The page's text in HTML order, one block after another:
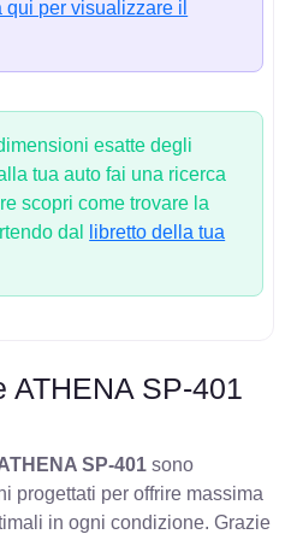
qui per visualizzare il
esatte degli
tua auto fai una ricerca
scopri come trovare la
dal
libretto della tua
ATHENA SP-401
SP-401 sono
progettati per offrire massima
in ogni condizione. Grazie